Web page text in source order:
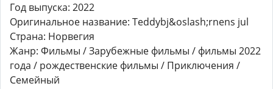
Год выпуска: 2022
Оригинальное название: Teddybj&oslash;rnens jul
Страна: Норвегия
Жанр: Фильмы / Зарубежные фильмы / фильмы 2022
года / рождественские фильмы / Приключения /
Семейный